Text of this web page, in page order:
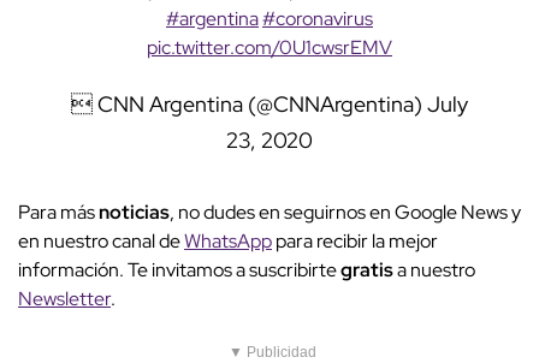
#argentina#coronavirus
pic.twitter.com/0U1cwsrEMV
 CNN Argentina (@CNNArgentina) July
23, 2020
Para másnoticias, no dudes en seguirnos en Google News y
en nuestro canal deWhatsApppara recibir la mejor
información. Te invitamos a suscribirtegratisa nuestro
Newsletter.
▼ Publicidad